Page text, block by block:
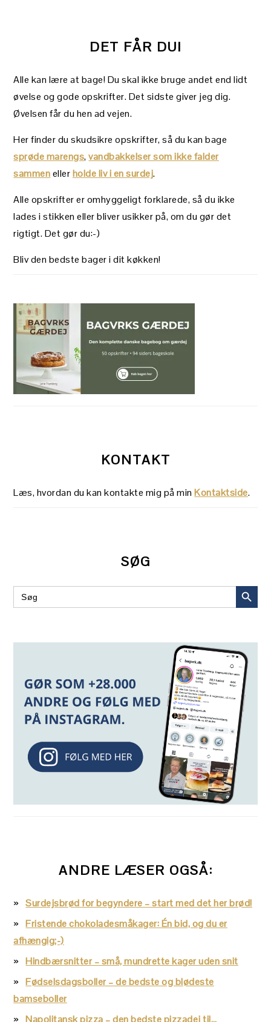
DET FÅR DU!
Alle kan lære at bage! Du skal ikke bruge andet end lidt
øvelse og gode opskrifter. Det sidste giver jeg dig.
Øvelsen får du hen ad vejen.
Her finder du skudsikre opskrifter, så du kan bage
sprøde marengs,vandbakkelser som ikke falder
sammenellerholde liv i en surdej.
Alle opskrifter er omhyggeligt forklarede, så du ikke
lades i stikken eller bliver usikker på, om du gør det
rigtigt. Det gør du:-)
Bliv den bedste bager i dit køkken!
KONTAKT
Læs, hvordan du kan kontakte mig på minKontaktside.
SØG
Search
for:
SEARCH
ANDRE LÆSER OGSÅ:
Surdejsbrød for begyndere – start med det her brød!
Fristende chokoladesmåkager: Én bid, og du er
afhængig;-)
Hindbærsnitter – små, mundrette kager uden snit
Fødselsdagsboller – de bedste og blødeste
bamseboller
Napolitansk pizza – den bedste pizzadej til…